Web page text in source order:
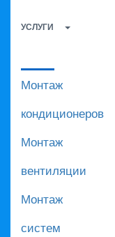
УСЛУГИ
Монтаж
кондиционеров
Монтаж
вентиляции
Монтаж
систем